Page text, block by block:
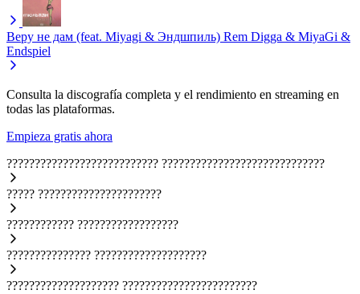
Веру не дам (feat. Miyagi & Эндшпиль) Rem Digga & MiyaGi &
Endspiel
Consulta la discografía completa y el rendimiento en streaming en
todas las plataformas.
Empieza gratis ahora
??????????????????????????? ?????????????????????????????
????? ??????????????????????
???????????? ??????????????????
??????????????? ????????????????????
???????????????????? ????????????????????????